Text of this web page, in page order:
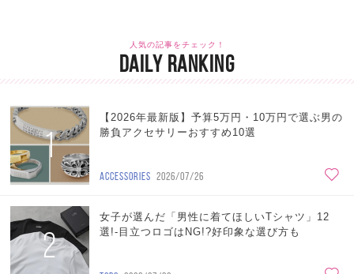
人気の記事をチェック！
DAILY RANKING
1
【2026年最新版】予算5万円・10万円で選ぶ男の
勝負アクセサリーおすすめ10選
ACCESSORIES 2026/07/26
2
女子が選んだ「男性に着てほしいTシャツ」12
選!-目立つロゴはNG!?好印象な選び方も